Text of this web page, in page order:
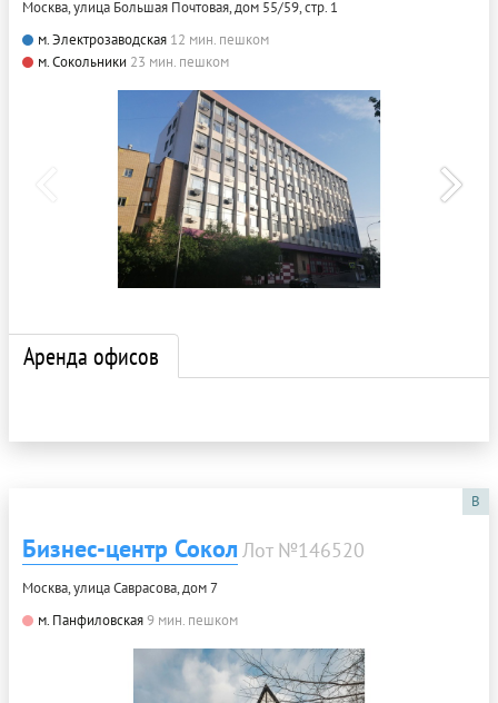
Москва, улица Большая Почтовая, дом 55/59, стр. 1
м. Электрозаводская 12 мин. пешком
м. Сокольники 23 мин. пешком
Аренда офисов
B
Бизнес-центр Сокол Лот №146520
Москва, улица Саврасова, дом 7
м. Панфиловская9 мин. пешком